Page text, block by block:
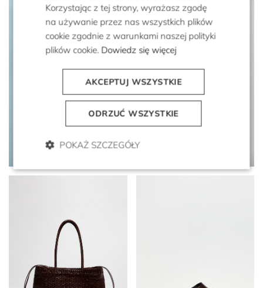
Bawełniana beżowa kurtka
ze stójką
Beżowa bluzka bomberka
Korzystając z tej strony, wyrażasz zgodę
na używanie przez nas wszystkich plików
cookie zgodnie z warunkami naszej polityki
plików cookie. Dowiedz się więcej
AKCEPTUJ WSZYSTKIE
ODRZUĆ WSZYSTKIE
POKAŻ SZCZEGÓŁY